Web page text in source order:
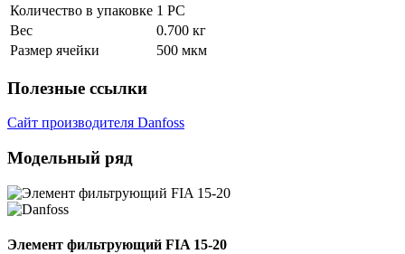
Количество в упаковке 1 PC
Вес
0.700 кг
Размер ячейки
500 мкм
Полезные ссылки
Сайт производителя Danfoss
Модельный ряд
Элемент фильтрующий FIA 15-20